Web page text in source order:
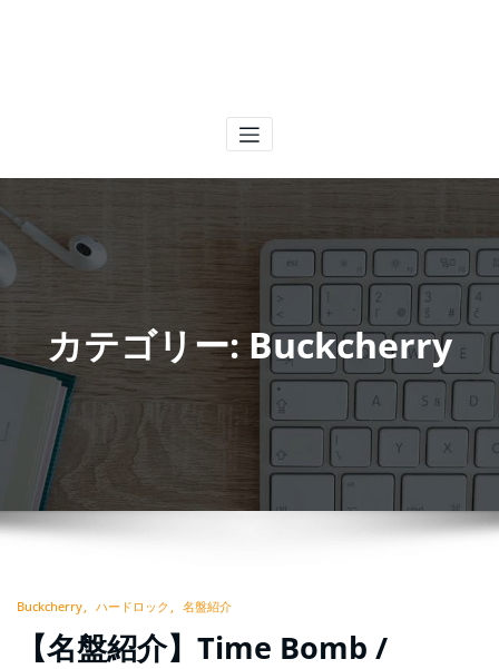
カテゴリー: Buckcherry
Buckcherry ハードロック 名盤紹介
【名盤紹介】Time Bomb /